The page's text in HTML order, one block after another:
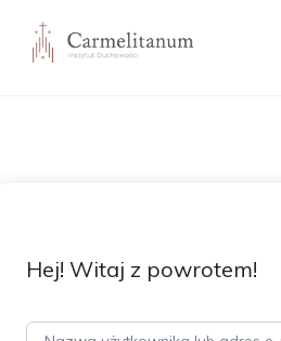
Hej! Witaj z powrotem!